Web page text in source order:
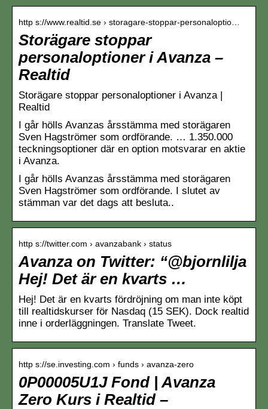
http s://www.realtid.se › storagare-stoppar-personaloptio…
Storägare stoppar
personaloptioner i Avanza –
Realtid
Storägare stoppar personaloptioner i Avanza |
Realtid
I går hölls Avanzas årsstämma med storägaren
Sven Hagströmer som ordförande. … 1.350.000
teckningsoptioner där en option motsvarar en aktie
i Avanza.
I går hölls Avanzas årsstämma med storägaren
Sven Hagströmer som ordförande. I slutet av
stämman var det dags att besluta..
http s://twitter.com › avanzabank › status
Avanza on Twitter: “@bjornlilja
Hej! Det är en kvarts …
Hej! Det är en kvarts fördröjning om man inte köpt
till realtidskurser för Nasdaq (15 SEK). Dock realtid
inne i orderläggningen. Translate Tweet.
http s://se.investing.com › funds › avanza-zero
0P00005U1J Fond | Avanza
Zero Kurs i Realtid –